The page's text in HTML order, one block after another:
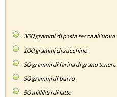
300grammi di pasta secca all'uovo
100grammi di zucchine
30grammi di farina di grano tenero
30grammi di burro
50millilitri di latte